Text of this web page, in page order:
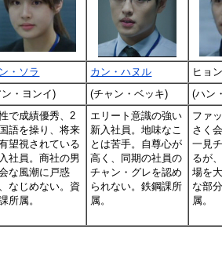
・ソラ カン・ハヌル
ヒョ
ン・ヨンイ) (チャン・ベッキ)
(ハン
で成績優秀、2
語を操り、将来
望視されている
社員。商社の男
な風潮に戸惑
なじめない。資
所属。
エリート意識の強い
新入社員。地味なこ
とは苦手。自尊心が
高く、同期の社員の
チャン・グレを認め
られない。鉄鋼課所
属。
ファ
さく
一見
るが
場を
な部
属。